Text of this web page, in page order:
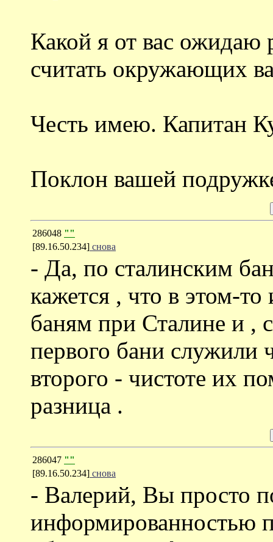
Какой я от вас ожидаю
считать окружающих
Честь имею. Капитан
Поклон вашей
286048 ""
[89.16.50.234] снова
- Да, по сталинским
кажется , что в этом-
баням при Сталине и ,
первого бани служили
второго - чистоте их
разница .
286047 ""
[89.16.50.234] снова
- Валерий, Вы просто
информированностью